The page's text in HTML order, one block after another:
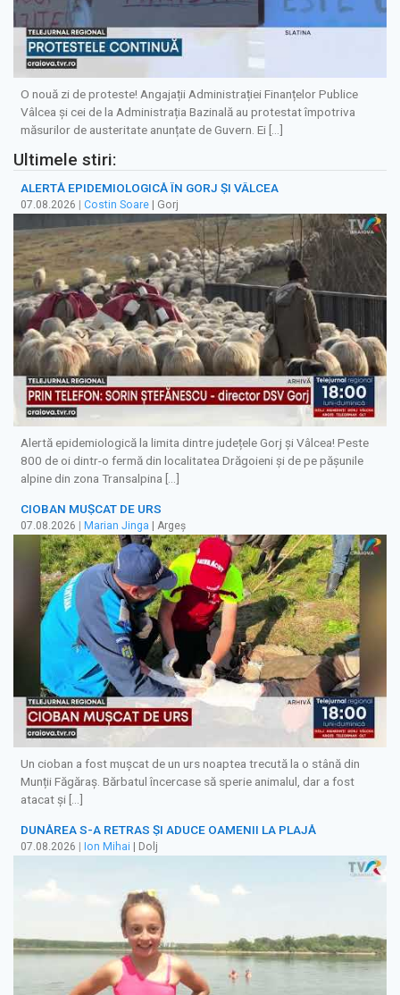
O nouă zi de proteste! Angajații Administrației Finanțelor Publice
Vâlcea și cei de la Administrația Bazinală au protestat împotriva
măsurilor de austeritate anunțate de Guvern. Ei […]
Ultimele stiri:
ALERTĂ EPIDEMIOLOGICĂ ÎN GORJ ȘI VÂLCEA
07.08.2026 | Costin Soare | Gorj
Alertă epidemiologică la limita dintre județele Gorj și Vâlcea! Peste
800 de oi dintr-o fermă din localitatea Drăgoieni și de pe pășunile
alpine din zona Transalpina […]
CIOBAN MUȘCAT DE URS
07.08.2026 Marian Jinga | Argeș
Un cioban a fost mușcat de un urs noaptea trecută la o stână din
Munții Făgăraș. Bărbatul încercase să sperie animalul, dar a fost
atacat și […]
DUNĂREA S-A RETRAS ŞI ADUCE OAMENII LA PLAJĂ
07.08.2026 Ion Mihai | Dolj